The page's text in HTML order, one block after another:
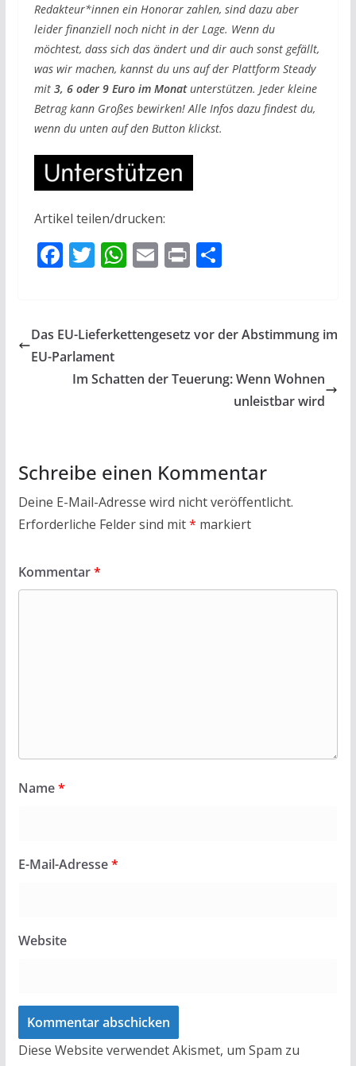
Redakteur*innen ein Honorar zahlen, sind dazu aber
leider finanziell noch nicht in der Lage. Wenn du
möchtest, dass sich das ändert und dir auch sonst gefällt,
was wir machen, kannst du uns auf der Plattform Steady
mit 3, 6 oder 9 Euro im Monatunterstützen. Jeder kleine
Betrag kann Großes bewirken! Alle Infos dazu findest du,
wenn du unten auf den Button klickst.
Artikel teilen/drucken:
F
ac
b
o
o
T
w
er
W
h
s
p
E
m
l
Pr
in
T
n
Das EU-Lieferkettengesetz vor der Abstimmung im
EU-Parlament
Im Schatten der Teuerung: Wenn Wohnen
unleistbar wird
Schreibe einen Kommentar
Deine E-Mail-Adresse wird nicht veröffentlicht.
Erforderliche Felder sind mit* markiert
Kommentar*
Name*
E-Mail-Adresse*
Website
Diese Website verwendet Akismet, um Spam zu